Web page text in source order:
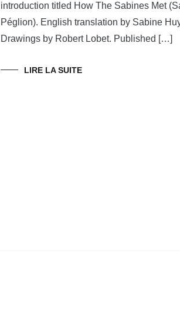
introduction titled How The Sabines Met
Péglion). English translation by Sabine
Drawings by Robert Lobet. Published […]
LIRE LA SUITE